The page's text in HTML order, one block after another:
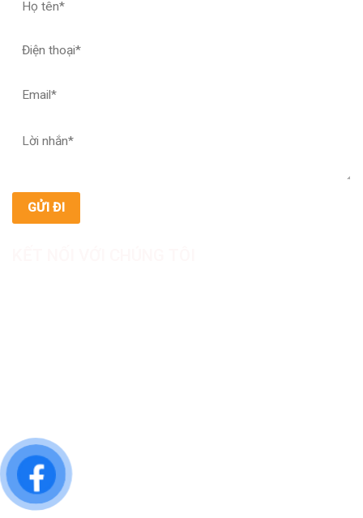
Website: https://asialab.com.vn/
Email: giacongasialab@gmail.com
Mã số thuế: 1101943612